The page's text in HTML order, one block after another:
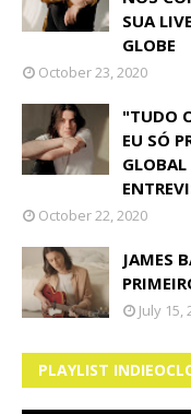
SUA
GLOBE
October 23, 2020
"TUDO
EU SÓ
October 22, 2020
JAMES
July 15,
PLAYLIST